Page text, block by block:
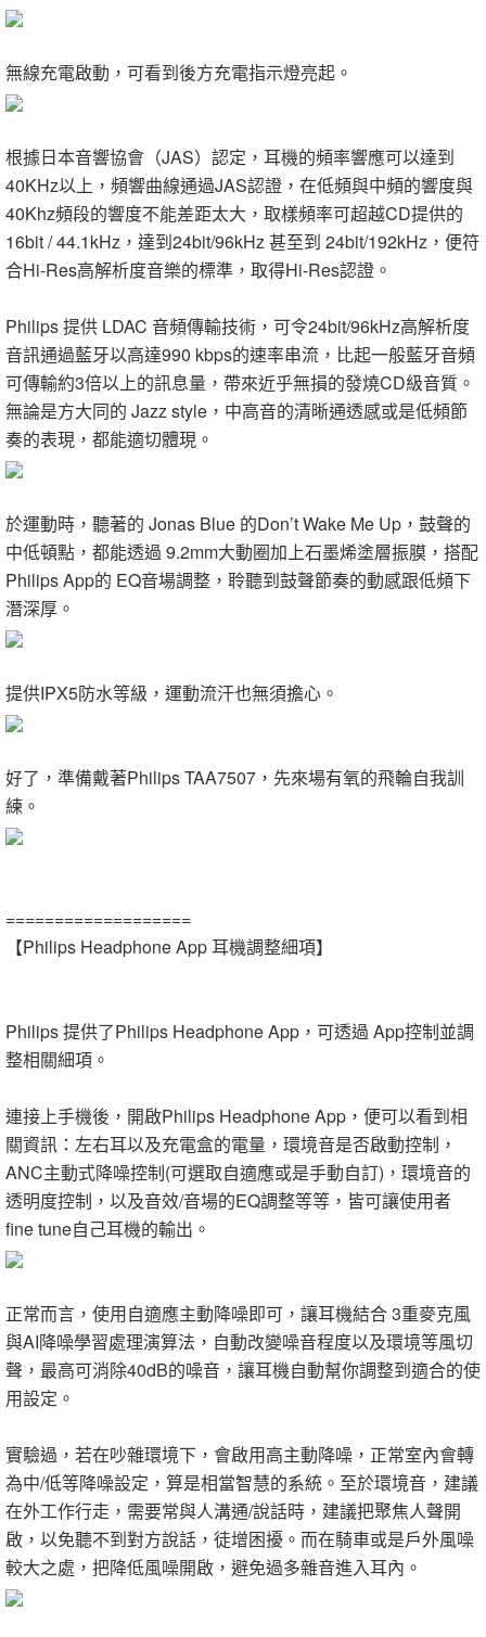
無線充電啟動，可看到後方充電指示燈亮起。
根據日本音響協會（JAS）認定，耳機的頻率響應可以達到
40KHz以上，頻響曲線通過JAS認證，在低頻與中頻的響度與
40Khz頻段的響度不能差距太大，取樣頻率可超越CD提供的
16bit / 44.1kHz，達到24bit/96kHz 甚至到 24bit/192kHz，便符
合Hi-Res高解析度音樂的標準，取得Hi-Res認證。
Philips 提供 LDAC 音頻傳輸技術，可令24bit/96kHz高解析度
音訊通過藍牙以高達990 kbps的速率串流，比起一般藍牙音頻
可傳輸約3倍以上的訊息量，帶來近乎無損的發燒CD級音質。
無論是方大同的 Jazz style，中高音的清晰通透感或是低頻節
奏的表現，都能適切體現。
於運動時，聽著的 Jonas Blue 的Don’t Wake Me Up，鼓聲的
中低頓點，都能透過 9.2mm大動圈加上石墨烯塗層振膜，搭配
Philips App的 EQ音場調整，聆聽到鼓聲節奏的動感跟低頻下
潛深厚。
提供IPX5防水等級，運動流汗也無須擔心。
好了，準備戴著Philips TAA7507，先來場有氧的飛輪自我訓
練。
===================
【Philips Headphone App 耳機調整細項】
Philips 提供了Philips Headphone App，可透過 App控制並調
整相關細項。
連接上手機後，開啟Philips Headphone App，便可以看到相
關資訊：左右耳以及充電盒的電量，環境音是否啟動控制，
ANC主動式降噪控制(可選取自適應或是手動自訂)，環境音的
透明度控制，以及音效/音場的EQ調整等等，皆可讓使用者
fine tune自己耳機的輸出。
正常而言，使用自適應主動降噪即可，讓耳機結合 3重麥克風
與AI降噪學習處理演算法，自動改變噪音程度以及環境等風切
聲，最高可消除40dB的噪音，讓耳機自動幫你調整到適合的使
用設定。
實驗過，若在吵雜環境下，會啟用高主動降噪，正常室內會轉
為中/低等降噪設定，算是相當智慧的系統。至於環境音，建議
在外工作行走，需要常與人溝通/說話時，建議把聚焦人聲開
啟，以免聽不到對方說話，徒增困擾。而在騎車或是戶外風噪
較大之處，把降低風噪開啟，避免過多雜音進入耳內。